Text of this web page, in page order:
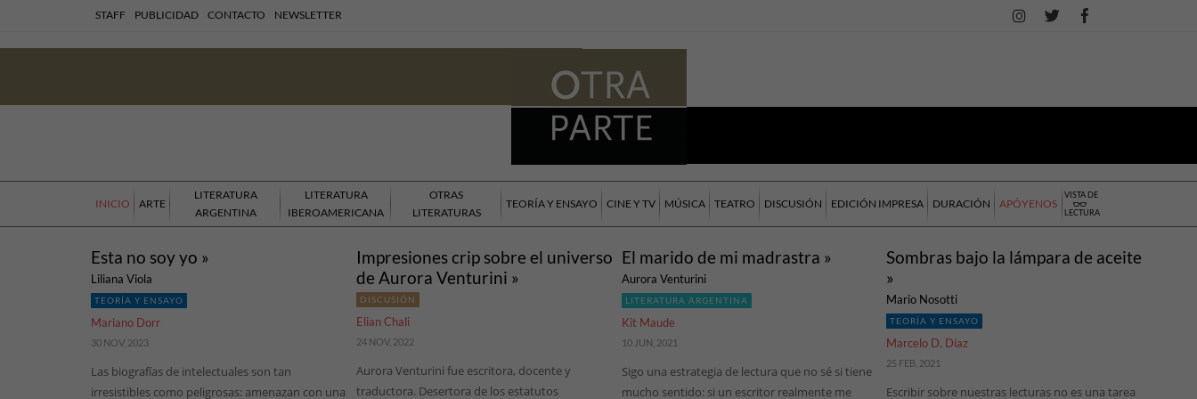
STAFF PUBLICIDAD CONTACTO NEWSLETTER
INICIO ARTE
LITERATURA
ARGENTINA
LITERATURA
IBEROAMERICANA
OTRAS
LITERATURAS
TEORÍA Y ENSAYO CINE Y TV MÚSICA TEATRO DISCUSIÓN EDICIÓN IMPRESA DURACIÓN APÓYENOS
VISTA DE
LECTURA
Esta no soy yo »
Liliana Viola
TEORÍA Y ENSAYO
Mariano Dorr
30 NOV, 2023
Las biografías de intelectuales son tan
irresistibles como peligrosas: amenazan con una
Impresiones crip sobre el universo
de Aurora Venturini »
DISCUSIÓN
Elian Chali
24 NOV, 2022
Aurora Venturini fue escritora, docente y
traductora. Desertora de los estatutos
El marido de mi madrastra »
Aurora Venturini
LITERATURA ARGENTINA
Kit Maude
10 JUN, 2021
Sigo una estrategia de lectura que no sé si tiene
mucho sentido: si un escritor realmente me
Sombras bajo la lámpara de aceite
»
Mario Nosotti
TEORÍA Y ENSAYO
Marcelo D. Díaz
25 FEB, 2021
Escribir sobre nuestras lecturas no es una tarea